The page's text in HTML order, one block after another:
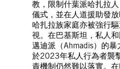
教，限制什葉派哈扎拉
儀式，並在人道援助發放
哈扎拉族家庭亦被強行
視。在巴基斯坦，私人
邁迪派（Ahmadis）的
於2023年私人行為者襲
責機制仍然難以落實。